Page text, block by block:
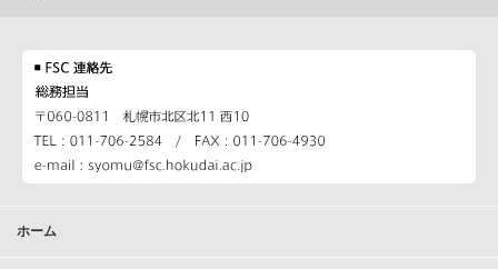
ホーム